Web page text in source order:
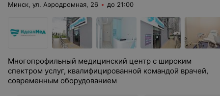
Минск, ул. Аэродромная, 26 до 21:00
Многопрофильный медицинский центр с широким
спектром услуг, квалифицированной командой врачей,
современным оборудованием